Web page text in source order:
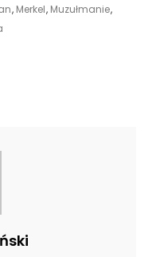
, Merkel, Muzułmanie,